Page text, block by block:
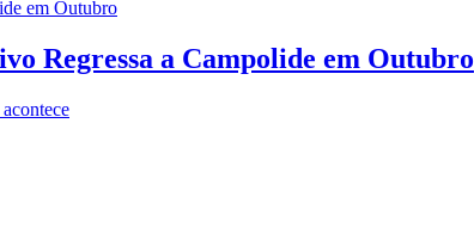
Regressa a Campolide em Outubro